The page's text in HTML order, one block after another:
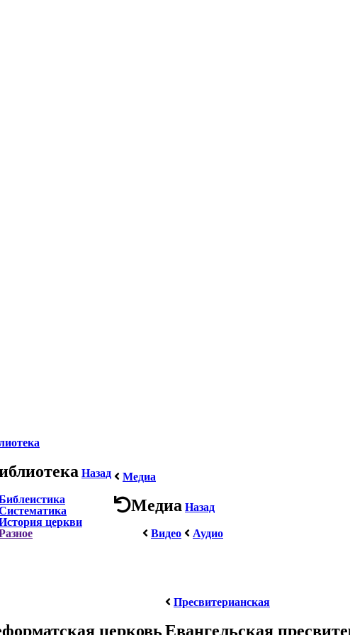
Назад
церкви
Медиа
Медиа Назад
Видео
Аудио
церковь
Пресвитерианская
Евангельская